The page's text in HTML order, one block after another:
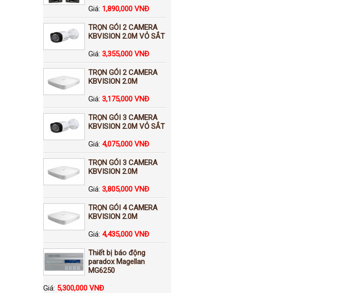
Giá: 1,890,000 VNĐ
TRỌN GÓI 2 CAMERA
KBVISION 2.0M VỎ SẮT
Giá: 3,355,000 VNĐ
TRỌN GÓI 2 CAMERA
KBVISION 2.0M
Giá: 3,175,000 VNĐ
TRỌN GÓI 3 CAMERA
KBVISION 2.0M VỎ SẮT
Giá: 4,075,000 VNĐ
TRỌN GÓI 3 CAMERA
KBVISION 2.0M
Giá: 3,805,000 VNĐ
TRỌN GÓI 4 CAMERA
KBVISION 2.0M
Giá: 4,435,000 VNĐ
Thiết bị báo động
paradox Magellan
MG6250
Giá: 5,300,000 VNĐ